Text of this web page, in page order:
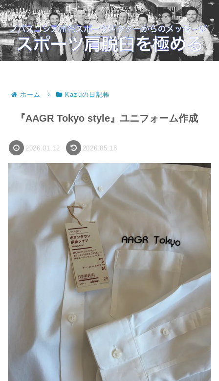
自由に動き、かつ外れない肩へ。
ホーム Kazuの日記帳
『AAGR Tokyo style』ユニフォーム作成
2026.01.12 2026.05.18